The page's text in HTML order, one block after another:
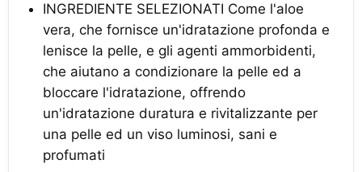
INGREDIENTE SELEZIONATI Come l'aloe
vera, che fornisce un'idratazione profonda e
lenisce la pelle, e gli agenti ammorbidenti,
che aiutano a condizionare la pelle ed a
bloccare l'idratazione, offrendo
un'idratazione duratura e rivitalizzante per
una pelle ed un viso luminosi, sani e
profumati